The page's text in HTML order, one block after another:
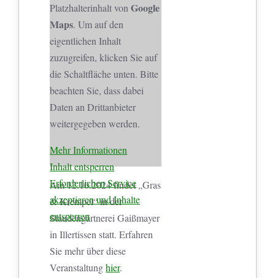
Platzhalterinhalt vonGoogle
Maps. Um auf den
eigentlichen Inhalt
zuzugreifen, klicken Sie auf
die Schaltfläche unten. Bitte
beachten Sie, dass dabei
Daten an Drittanbieter
weitergegeben werden.
Mehr Informationen
Inhalt entsperren
Erforderlichen Service
akzeptieren und Inhalte
entsperren
Am 12.10.2024 findet „Gras
& Krempel“ in der
Staudengärtnerei Gaißmayer
in Illertissen statt. Erfahren
Sie mehr über diese
Veranstaltunghier.